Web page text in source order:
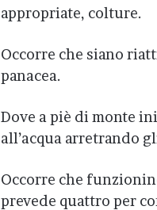
appropriate, colture.
Occorre che siano
panacea.
Dove a piè di monte
all’acqua arretrando
Occorre che
prevede quattro per